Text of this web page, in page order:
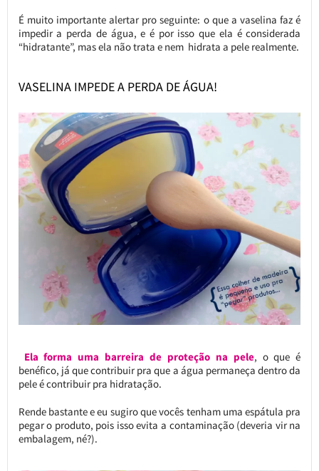
É muito importante alertar pro seguinte: o que a vaselina faz é
impedir a perda de água, e é por isso que ela é considerada
“hidratante”, mas ela não trata e nem hidrata a pele realmente.
VASELINA IMPEDE A PERDA DE ÁGUA!
Ela forma uma barreira de proteção na pele, o que é
benéfico, já que contribuir pra que a água permaneça dentro da
pele é contribuir pra hidratação.
Rende bastante e eu sugiro que vocês tenham uma espátula pra
pegar o produto, pois isso evita a contaminação (deveria vir na
embalagem, né?).